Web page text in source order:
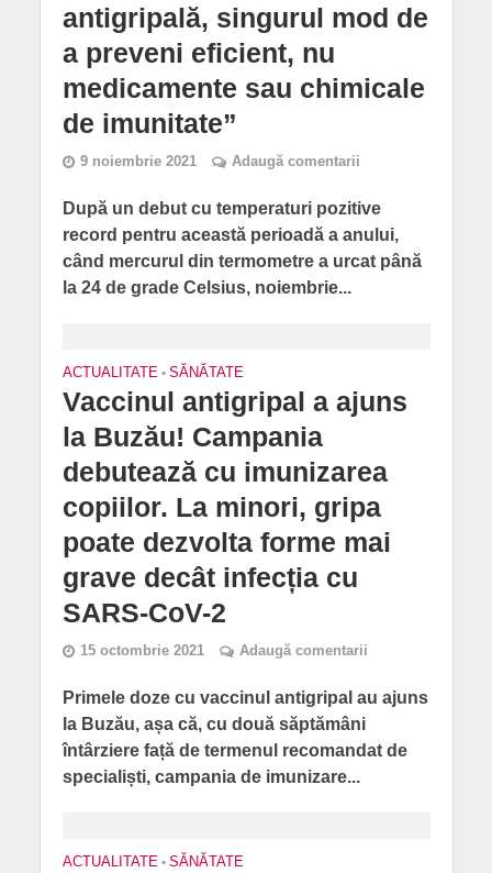
antigripală, singurul mod de
a preveni eficient, nu
medicamente sau chimicale
de imunitate”
9 noiembrie 2021 Adaugă comentarii
După un debut cu temperaturi pozitive
record pentru această perioadă a anului,
când mercurul din termometre a urcat până
la 24 de grade Celsius, noiembrie...
ACTUALITATE • SĂNĂTATE
Vaccinul antigripal a ajuns
la Buzău! Campania
debutează cu imunizarea
copiilor. La minori, gripa
poate dezvolta forme mai
grave decât infecția cu
SARS-CoV-2
15 octombrie 2021 Adaugă comentarii
Primele doze cu vaccinul antigripal au ajuns
la Buzău, așa că, cu două săptămâni
întârziere față de termenul recomandat de
specialiști, campania de imunizare...
ACTUALITATE • SĂNĂTATE